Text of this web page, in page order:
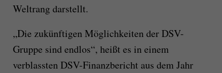
Weltrang darstellt.
„Die zukünftigen Möglichkeiten der DSV-
Gruppe sind endlos“, heißt es in einem
verblassten DSV-Finanzbericht aus dem Jahr